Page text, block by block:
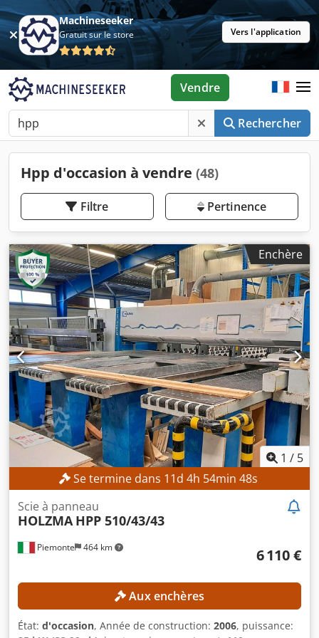
Machineseeker
Gratuit sur le store Vers l'application
Rechercher
Vendre
Hpp d'occasion à vendre (48)
Filtre Pertinence
Enchère
1 / 5
Se termine dans 11d 4h 54min 45s
Piemonte 464 km
Scie à panneau
HOLZMA HPP 510/43/43
6 110 €
Aux enchères
État: d'occasion, Année de construction: 2006, puissance: